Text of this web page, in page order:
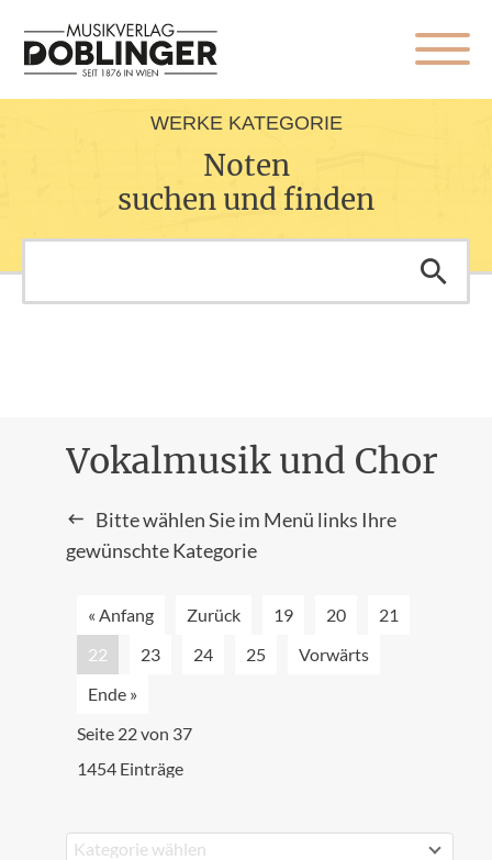
WERKE KATEGORIE
Noten
suchen und finden
Vokalmusik und Chor
Bitte wählen Sie im Menü links Ihre
gewünschte Kategorie
« Anfang Zurück 19 20
21
22
23 24 25
Vorwärts
Ende »
Seite 22 von 37
1454 Einträge
Kategorie wählen